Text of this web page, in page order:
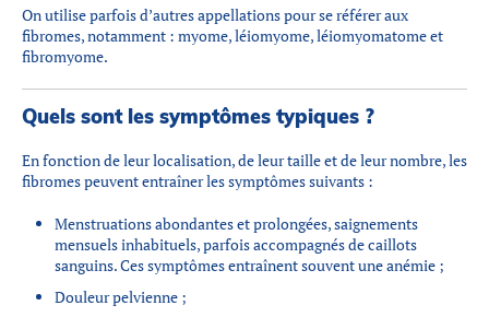
On utilise parfois d’autres appellations pour se référer aux
fibromes, notamment : myome, léiomyome, léiomyomatome et
fibromyome.
Quels sont les symptômes typiques ?
En fonction de leur localisation, de leur taille et de leur nombre, les
fibromes peuvent entraîner les symptômes suivants :
Menstruations abondantes et prolongées, saignements
mensuels inhabituels, parfois accompagnés de caillots
sanguins. Ces symptômes entraînent souvent une anémie ;
Douleur pelvienne ;